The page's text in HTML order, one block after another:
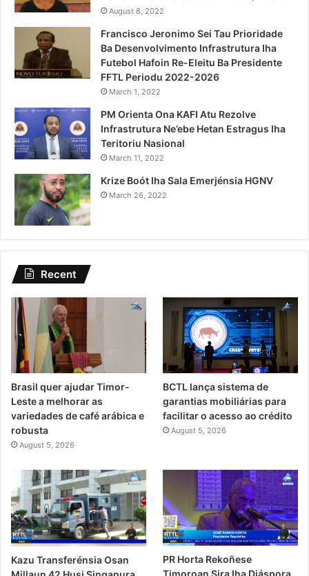
August 8, 2022
Francisco Jeronimo Sei Tau Prioridade
Ba Desenvolvimento Infrastrutura Iha
Futebol Hafoin Re-Eleitu Ba Presidente
FFTL Periodu 2022-2026
March 1, 2022
PM Orienta Ona KAFI Atu Rezolve
Infrastrutura Ne’ebe Hetan Estragus Iha
Teritoriu Nasional
March 11, 2022
Krize Boót Iha Sala Emerjénsia HGNV
March 26, 2022
Recent
Brasil quer ajudar Timor-
Leste a melhorar as
variedades de café arábica e
robusta
August 5, 2026
BCTL lança sistema de
garantias mobiliárias para
facilitar o acesso ao crédito
August 5, 2026
Kazu Transferénsia Osan
PR Horta Rekoñese